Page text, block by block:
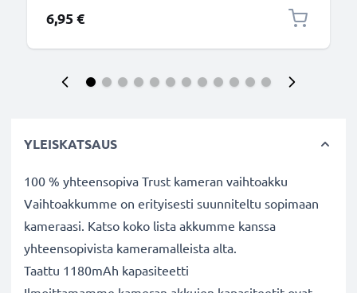
6,95 €
YLEISKATSAUS
100 % yhteensopiva Trust kameran vaihtoakku
Vaihtoakkumme on erityisesti suunniteltu sopimaan
kameraasi. Katso koko lista akkumme kanssa
yhteensopivista kameramalleista alta.
Taattu 1180mAh kapasiteetti